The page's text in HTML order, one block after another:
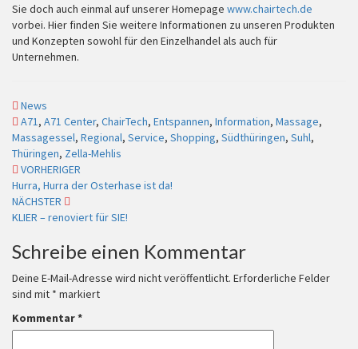
Sie doch auch einmal auf unserer Homepage www.chairtech.de
vorbei. Hier finden Sie weitere Informationen zu unseren Produkten
und Konzepten sowohl für den Einzelhandel als auch für
Unternehmen.
News
A71 , A71 Center, ChairTech, Entspannen, Information, Massage,
Massagessel, Regional, Service, Shopping, Südthüringen, Suhl,
Thüringen, Zella-Mehlis
Beitragsnavigation
VORHERIGER
Hurra, Hurra der Osterhase ist da!
NÄCHSTER
KLIER – renoviert für SIE!
Schreibe einen Kommentar
Deine E-Mail-Adresse wird nicht veröffentlicht. Erforderliche Felder
sind mit * markiert
Kommentar*